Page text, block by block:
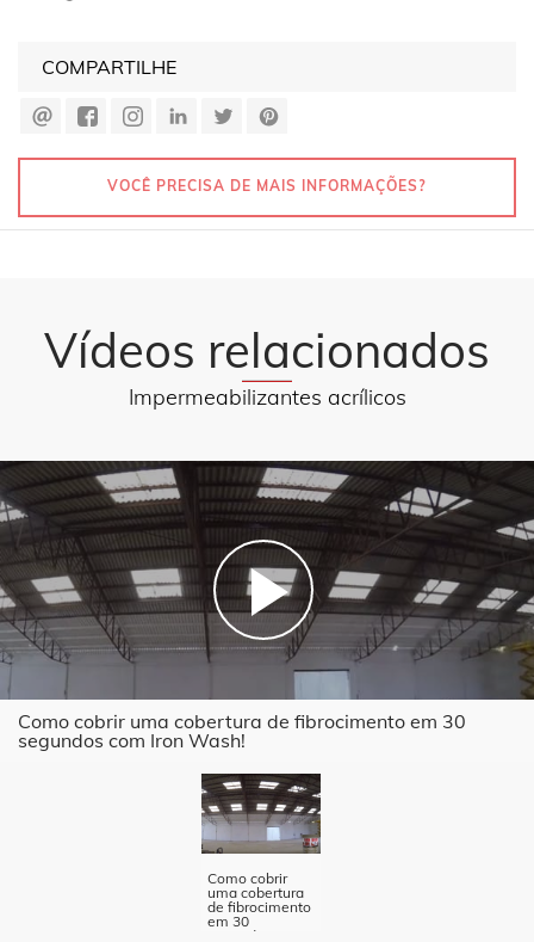
COMPARTILHE
VOCÊ PRECISA DE MAIS INFORMAÇÕES?
Vídeos relacionados
Impermeabilizantes acrílicos
Como cobrir uma cobertura de fibrocimento em 30
segundos com Iron Wash!
Como cobrir
uma cobertura
de fibrocimento
em 30
segundos com